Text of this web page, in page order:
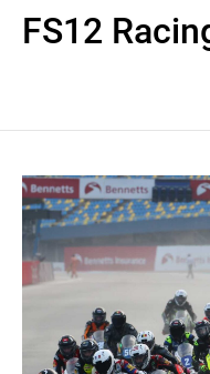
FS12